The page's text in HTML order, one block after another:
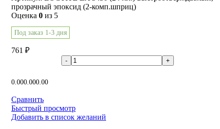
прозрачный эпоксид (2-комп.шприц)
Оценка 0 из 5
Под заказ 1-3 дня
761 ₽
0.000.000.00
Сравнить
Быстрый просмотр
Добавить в список желаний